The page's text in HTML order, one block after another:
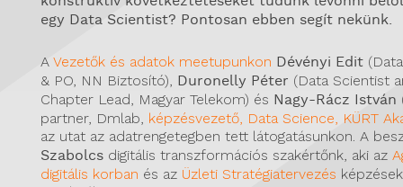
egy Data Scientist? Pontosan ebben segít nekünk.
A Vezetők és adatok meetupunkon Dévényi Edit
& PO, NN Biztosító), Duronelly Péter (Data Scientist
Chapter Lead, Magyar Telekom) és Nagy-Rácz István
partner, Dmlab, képzésvezető, Data Science, KÜRT
az utat az adatrengetegben tett látogatásunkon. A
Szabolcs digitális transzformációs szakértőnk, aki az
digitális korban és az Üzleti Stratégiatervezés